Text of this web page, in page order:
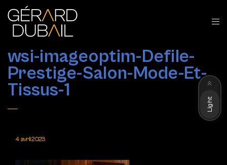
wsi-imageoptim-Defile-
Prestige-Salon-Mode-Et-
Tissus-1
4 avril 2023
Light
Dark